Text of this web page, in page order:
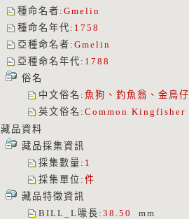
種命名者 : Gmelin
種命名年代 : 1758
亞種命名者 : Gmelin
亞種命名年代 : 1788
俗名
中文俗名 : 魚狗、釣魚翁、金鳥仔
英文俗名 : Common Kingfisher
藏品資料
藏品採集資訊
採集數量 : 1
採集單位 : 件
藏品特徵資訊
BILL_L喙長 : 38.50
mm